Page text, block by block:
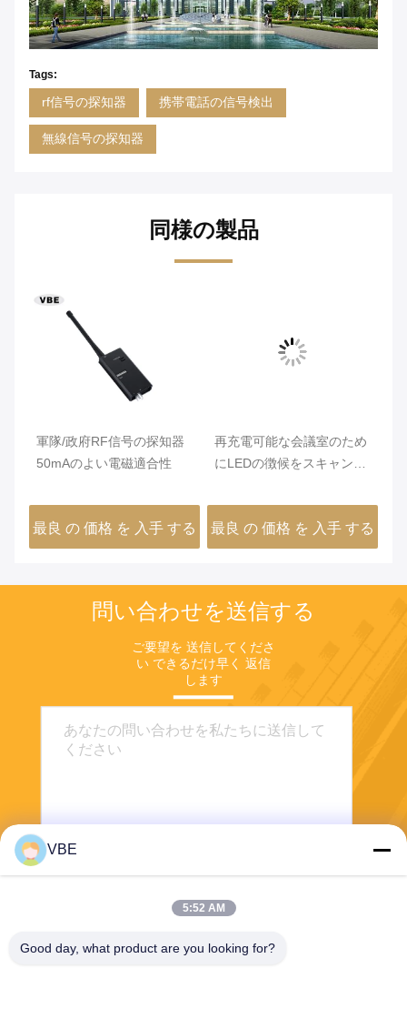
Tags:
rf信号の探知器 携帯電話の信号検出
無線信号の探知器
同様の製品
軍隊/政府RF信号の探知器
50mAのよい電磁適合性
最良 の 価格 を 入手 する
再充電可能な会議室のため
にLEDの徴候をスキャンす
最良 の 価格 を 入手 する
問い合わせを送信する
ご要望を 送信してくださ
い できるだけ早く 返信
します
VBE
5:52 AM
Good day, what product are you looking for?